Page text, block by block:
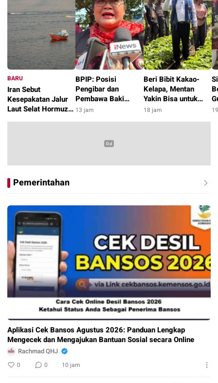
BARU
Iran Sebut
Kesepakatan Jalur
Laut Selat Hormuz
dengan Oman
57 menit
BPIP: Posisi
Pengibar dan
Pembawa Baki
Paskibraka 2026
13 jam
Beri Bibit Kakao-
Kelapa, Mentan
Yakin Bisa untuk
Pengentasan
18 jam
Pemerintahan
Aplikasi Cek Bansos Agustus 2026: Panduan Lengkap
Mengecek dan Mengajukan Bantuan Sosial secara Online
Rachmad QHJ
0 0 10 jam